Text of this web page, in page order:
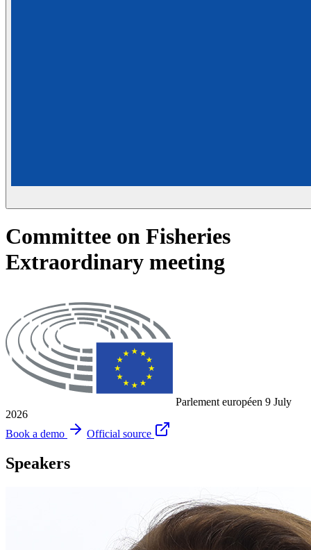
Committee on Fisheries
Extraordinary meeting
Parlement européen 9 July
2026
Book a demo
Official source
Speakers